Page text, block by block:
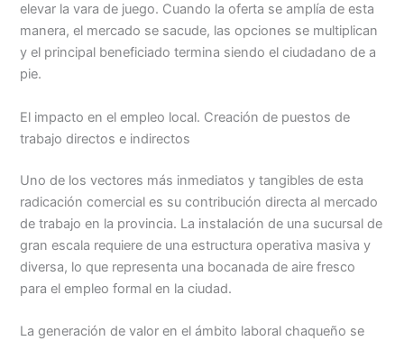
elevar la vara de juego. Cuando la oferta se amplía de esta
manera, el mercado se sacude, las opciones se multiplican
y el principal beneficiado termina siendo el ciudadano de a
pie.
El impacto en el empleo local. Creación de puestos de
trabajo directos e indirectos
Uno de los vectores más inmediatos y tangibles de esta
radicación comercial es su contribución directa al mercado
de trabajo en la provincia. La instalación de una sucursal de
gran escala requiere de una estructura operativa masiva y
diversa, lo que representa una bocanada de aire fresco
para el empleo formal en la ciudad.
La generación de valor en el ámbito laboral chaqueño se